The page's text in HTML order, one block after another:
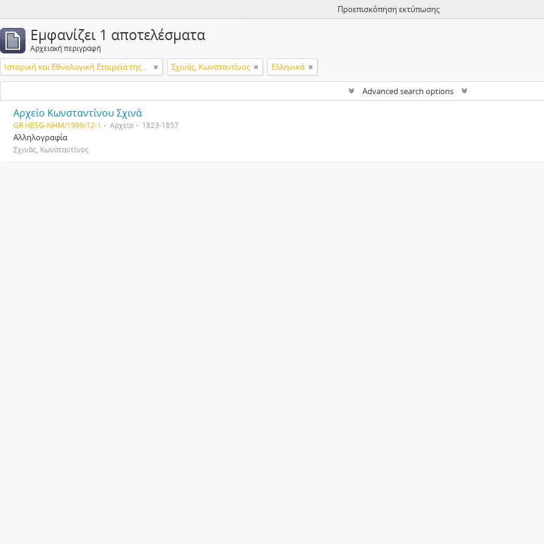
Προεπισκόπηση εκτύπωσης
Εμφανίζει 1 αποτελέσματα
Αρχειακή περιγραφή
Ιστορική και Εθνολογική Εταιρεία της Ελλάδος Σχινάς, Κωνσταντίνος Ελληνικά
Advanced search options
Αρχείο Κωνσταντίνου Σχινά
GR HESG-NHM/1999/12-1 Αρχείο 1823-1857
Αλληλογραφία
Σχινάς, Κωνσταντίνος